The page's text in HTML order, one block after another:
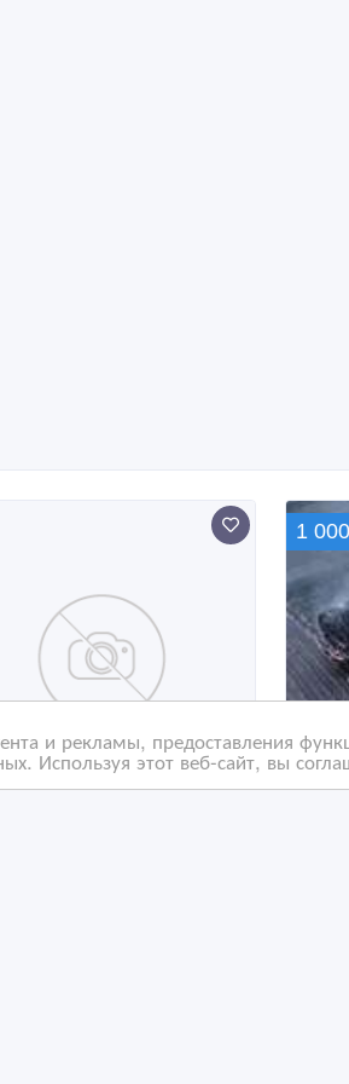
и рекламы, предоставления
Используя этот веб-сайт, вы
1